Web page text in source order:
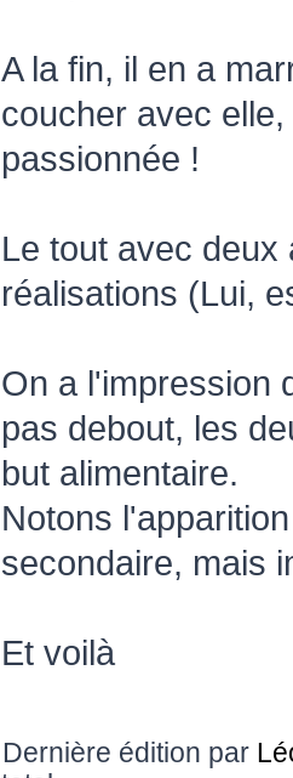
A la fin, il en a
coucher avec
passionnée !
Le tout avec
réalisations (Lui,
On a l'impression
pas debout, les
but alimentaire.
Notons
secondaire, mais
Et voilà
Dernière édition par